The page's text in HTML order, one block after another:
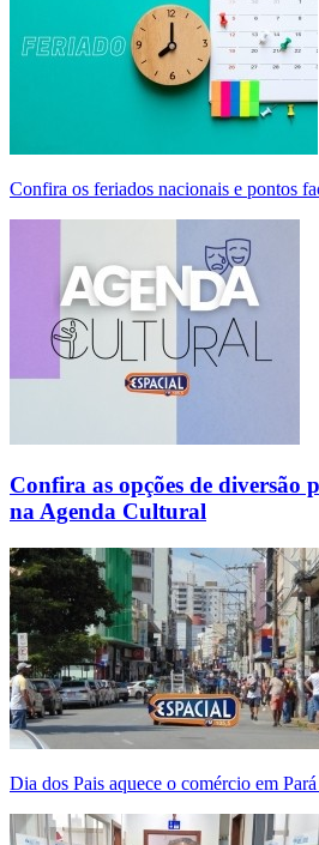
Confira os feriados nacionais e pontos
Confira as opções de diversão
na Agenda Cultural
Dia dos Pais aquece o comércio em